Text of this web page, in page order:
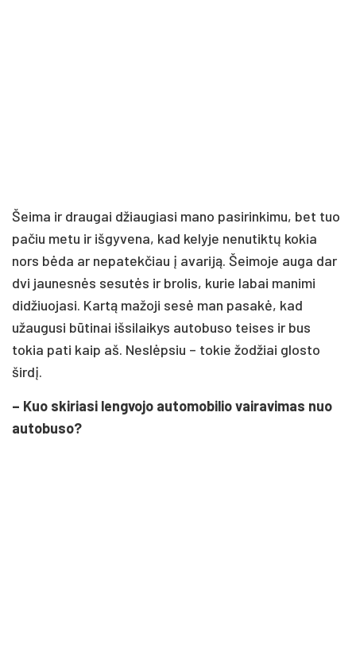
Šeima ir draugai džiaugiasi mano pasirinkimu, bet tuo
pačiu metu ir išgyvena, kad kelyje nenutiktų kokia
nors bėda ar nepatekčiau į avariją. Šeimoje auga dar
dvi jaunesnės sesutės ir brolis, kurie labai manimi
didžiuojasi. Kartą mažoji sesė man pasakė, kad
užaugusi būtinai išsilaikys autobuso teises ir bus
tokia pati kaip aš. Neslėpsiu – tokie žodžiai glosto
širdį.
– Kuo skiriasi lengvojo automobilio vairavimas nuo
autobuso?